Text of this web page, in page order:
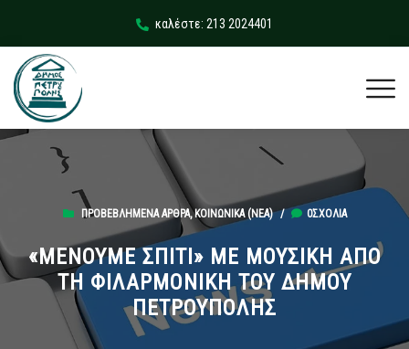
καλέστε: 213 2024401
ΠΡΟΒΕΒΛΗΜΈΝΑ ΆΡΘΡΑ,ΚΟΙΝΩΝΙΚΆ (ΝΕΑ)/ 0ΣΧΌΛΙΑ
«ΜΕΝΟΥΜΕ ΣΠΙΤΙ» ΜΕ ΜΟΥΣΙΚΗ ΑΠΟ
ΤΗ ΦΙΛΑΡΜΟΝΙΚΗ ΤΟΥ ΔΗΜΟΥ
ΠΕΤΡΟΥΠΟΛΗΣ